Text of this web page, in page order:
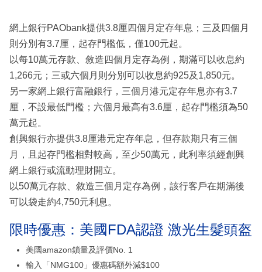
網上銀行PAObank提供3.8厘四個月定存年息；三及四個月
則分別有3.7厘，起存門檻低，僅100元起。
以每10萬元存款、敘造四個月定存為例，期滿可以收息約
1,266元；三或六個月則分別可以收息約925及1,850元。
另一家網上銀行富融銀行，三個月港元定存年息亦有3.7
厘，不設最低門檻；六個月最高有3.6厘，起存門檻須為50
萬元起。
創興銀行亦提供3.8厘港元定存年息，但存款期只有三個
月，且起存門檻相對較高，至少50萬元，此利率須經創興
網上銀行或流動理財開立。
以50萬元存款、敘造三個月定存為例，該行客戶在期滿後
可以袋走約4,750元利息。
限時優惠：美國FDA認證 激光生髮頭盔
美國amazon鎖量及評價No. 1
輸入「NMG100」優惠碼額外減$100